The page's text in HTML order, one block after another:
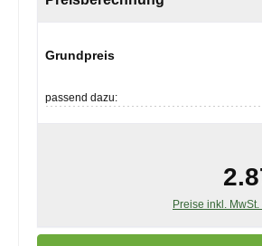
Grundpreis
passend dazu:
Preise inkl.